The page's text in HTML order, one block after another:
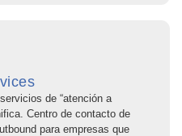
de “atención a
Centro de contacto de
para empresas que